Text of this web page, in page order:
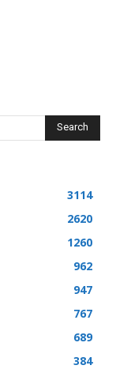
Search
3114
2620
1260
962
947
767
689
384